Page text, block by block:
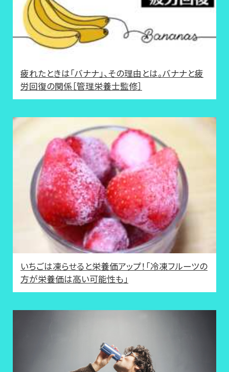
疲れたときは「バナナ」、その理由とは。バナナと疲
労回復の関係［管理栄養士監修］
いちごは凍らせると栄養価アップ！「冷凍フルーツの
方が栄養価は高い可能性も」